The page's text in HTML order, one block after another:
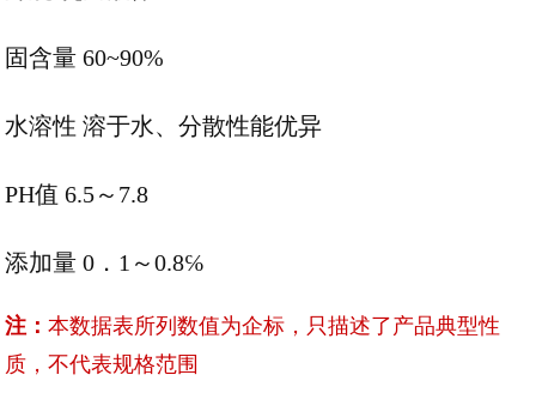
固含量 60~90%
水溶性 溶于水、分散性能优异
PH值 6.5～7.8
添加量 0．1～0.8℅
注：本数据表所列数值为企标，只描述了产品典型性
质，不代表规格范围